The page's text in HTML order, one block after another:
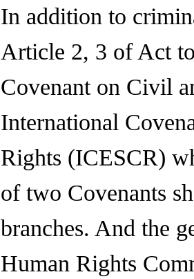
In addition to
Article 2, 3 of Act
Covenant on Civil
International
Rights (ICESCR)
of two Covenants
branches. And the
Human Rights